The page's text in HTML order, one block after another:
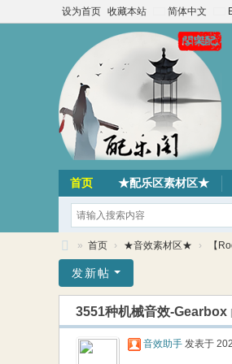
设为首页 收藏本站 简体中文
首页 ★配乐区素材区★
乐
» 首页 › ★音效素材区★ › 【
发新帖
3551种机械音效-Gearbox
音效助手 发表于